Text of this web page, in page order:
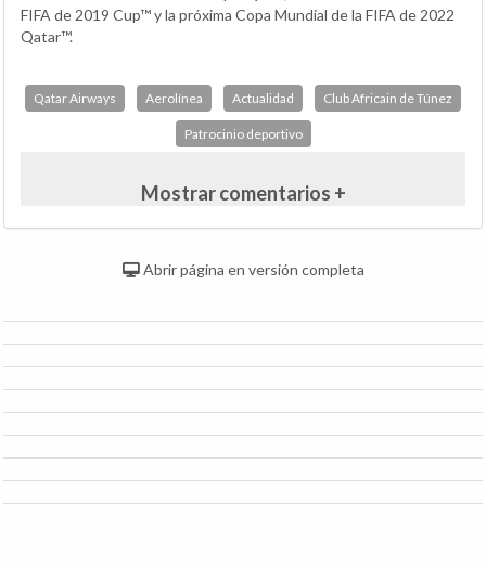
FIFA de 2019 Cup™ y la próxima Copa Mundial de la FIFA de 2022
Qatar™.
Qatar Airways Aerolínea Actualidad Club Africain de Túnez
Patrocinio deportivo
Mostrar comentarios +
Abrir página en versión completa